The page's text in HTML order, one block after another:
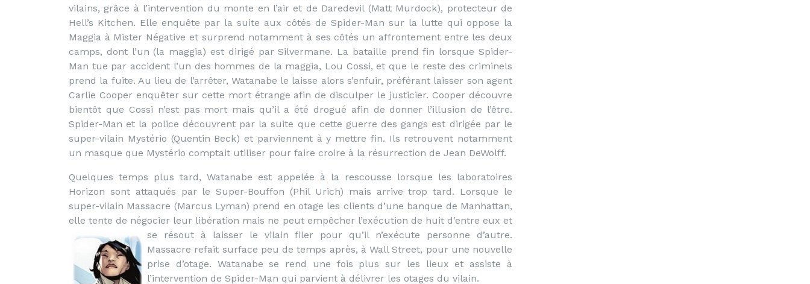
vilains, grâce à l’intervention du monte en l’air et de Daredevil (Matt Murdock), protecteur de
Hell’s Kitchen. Elle enquête par la suite aux côtés de Spider-Man sur la lutte qui oppose la
Maggia à Mister Négative et surprend notamment à ses côtés un affrontement entre les deux
camps, dont l’un (la maggia) est dirigé par Silvermane. La bataille prend fin lorsque Spider-
Man tue par accident l’un des hommes de la maggia, Lou Cossi, et que le reste des criminels
prend la fuite. Au lieu de l’arrêter, Watanabe le laisse alors s’enfuir, préférant laisser son agent
Carlie Cooper enquêter sur cette mort étrange afin de disculper le justicier. Cooper découvre
bientôt que Cossi n’est pas mort mais qu’il a été drogué afin de donner l’illusion de l’être.
Spider-Man et la police découvrent par la suite que cette guerre des gangs est dirigée par le
super-vilain Mystério (Quentin Beck) et parviennent à y mettre fin. Ils retrouvent notamment
un masque que Mystério comptait utiliser pour faire croire à la résurrection de Jean DeWolff.
Quelques temps plus tard, Watanabe est appelée à la rescousse lorsque les laboratoires
Horizon sont attaqués par le Super-Bouffon (Phil Urich) mais arrive trop tard. Lorsque le
super-vilain Massacre (Marcus Lyman) prend en otage les clients d’une banque de Manhattan,
elle tente de négocier leur libération mais ne peut empêcher l’exécution de huit d’entre eux et
se résout à laisser le vilain filer pour qu’il n’exécute personne d’autre.
Massacre refait surface peu de temps après, à Wall Street, pour une nouvelle
prise d’otage. Watanabe se rend une fois plus sur les lieux et assiste à
l’intervention de Spider-Man qui parvient à délivrer les otages du vilain.